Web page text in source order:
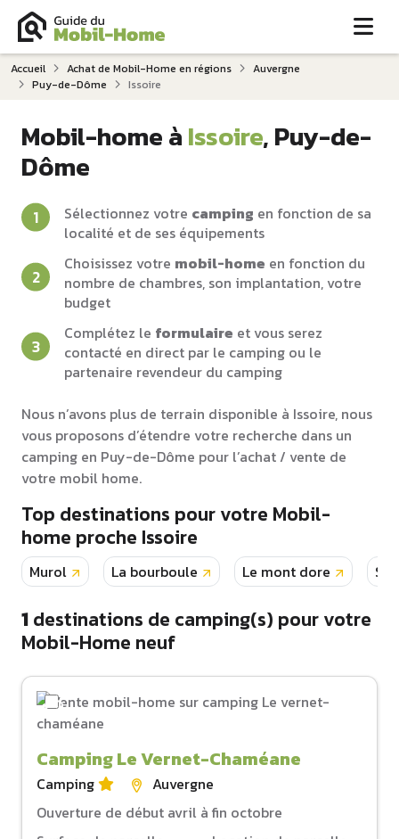
Accueil Achat de Mobil-Home en régions
Auvergne
Puy-de-Dôme
Issoire
Mobil-home àIssoire, Puy-de-
Dôme
Sélectionnez votre camping en fonction de sa
localité et de ses équipements
Choisissez votre mobil-home en fonction du
nombre de chambres, son implantation, votre
budget
Complétez le formulaire et vous serez
contacté en direct par le camping ou le
partenaire revendeur du camping
Nous n’avons plus de terrain disponible à Issoire, nous
vous proposons d’étendre votre recherche dans un
camping en Puy-de-Dôme pour l’achat / vente de
votre mobil home.
Top destinations pour votre Mobil-
home proche Issoire
Murol La bourboule Le mont dore
1destinations de camping(s) pour votre
Mobil-Home neuf
Camping Le Vernet-Chaméane
Camping
Auvergne
Ouverture de début avril à fin octobre